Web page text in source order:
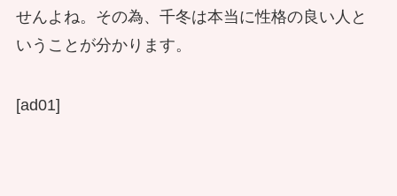
せんよね。その為、千冬は本当に性格の良い人と
いうことが分かります。
[ad01]